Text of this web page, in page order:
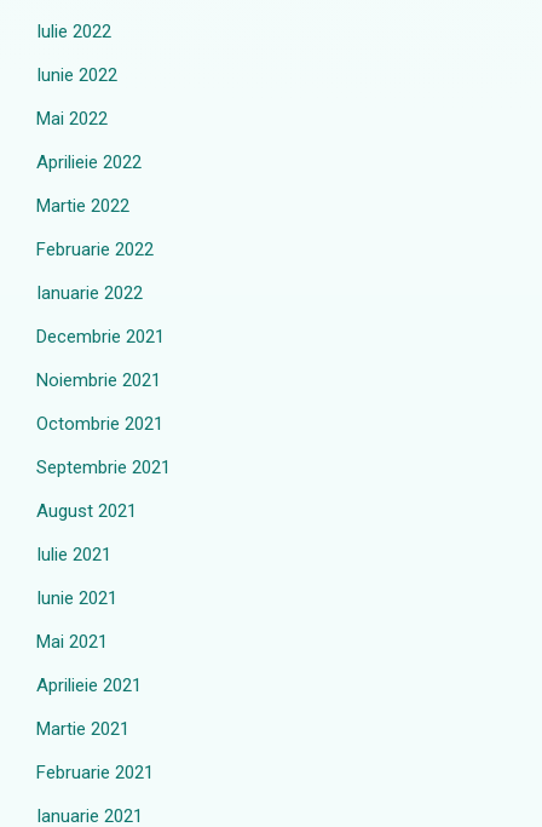
Iulie 2022
Iunie 2022
Mai 2022
Aprilieie 2022
Martie 2022
Februarie 2022
Ianuarie 2022
Decembrie 2021
Noiembrie 2021
Octombrie 2021
Septembrie 2021
August 2021
Iulie 2021
Iunie 2021
Mai 2021
Aprilieie 2021
Martie 2021
Februarie 2021
Ianuarie 2021